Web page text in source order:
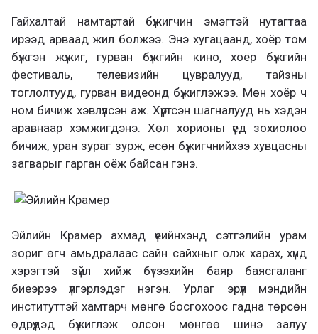
Гайхалтай намтартай бүжигчин эмэгтэй нутагтаа
ирээд арваад жил болжээ. Энэ хугацаанд, хоёр том
бүжгэн жүжиг, гурван бүжгийн кино, хоёр бүжгийн
фестиваль, телевизийн цувралууд, тайзны
тоглолтууд, гурван видеонд бүжиглэжээ. Мөн хоёр ч
ном бичиж хэвлүүлсэн аж. Хүртсэн шагналууд нь хэдэн
аравнаар хэмжигдэнэ. Хөл хорионы үед зохиолоо
бичиж, уран зураг зурж, есөн бүжигчнийхээ хувцасны
загварыг гарган оёж байсан гэнэ.
Эйлийн Крамер ахмад үеийнхэнд сэтгэлийн урам
зориг өгч амьдралаас сайн сайхныг олж харах, хүнд
хэрэгтэй зүйл хийж бүтээхийн баяр баясгаланг
биеэрээ үлгэрлэдэг нэгэн. Урлаг эрүүл мэндийн
институттэй хамтарч мөнгө босгохоос гадна төрсөн
өдрүүдэд бүжиглэж олсон мөнгөө шинэ залуу